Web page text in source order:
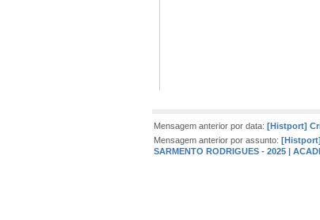
Mensagem anterior por data: [Histport]
Mensagem anterior por assunto: [Histport]
SARMENTO RODRIGUES - 2025 |